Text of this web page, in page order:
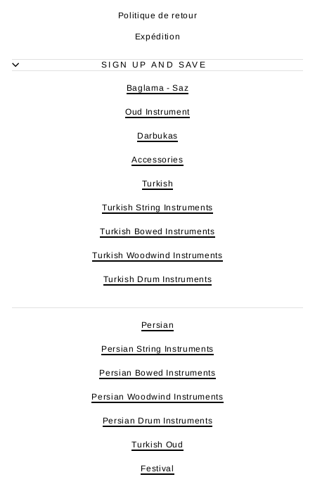
Politique de retour
Expédition
SIGN UP AND SAVE
Baglama - Saz
Oud Instrument
Darbukas
Accessories
Turkish
Turkish String Instruments
Turkish Bowed Instruments
Turkish Woodwind Instruments
Turkish Drum Instruments
Persian
Persian String Instruments
Persian Bowed Instruments
Persian Woodwind Instruments
Persian Drum Instruments
Turkish Oud
Festival